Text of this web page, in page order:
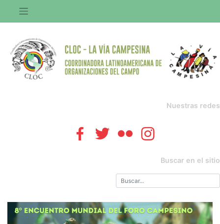
contenido
Nuestras redes
Buscar en el sitio